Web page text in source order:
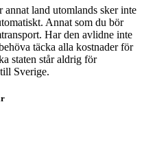
land utomlands sker inte
Annat som du bör
Har den avlidne inte
täcka alla kostnader för
staten står aldrig för
Sverige.